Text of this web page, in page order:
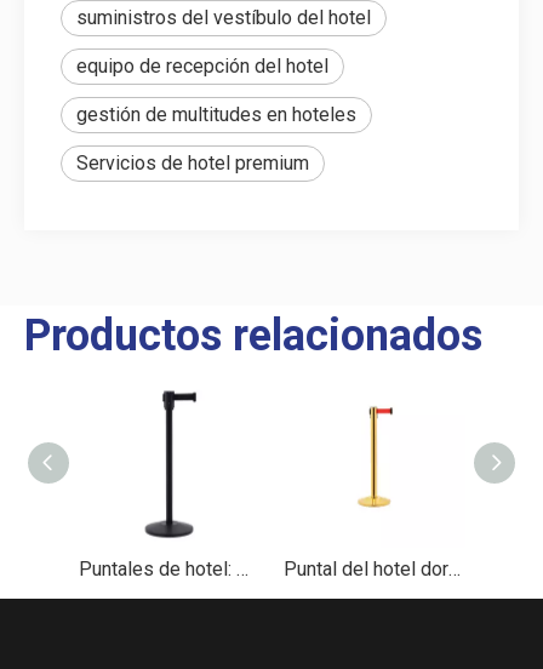
suministros del vestíbulo del hotel
equipo de recepción del hotel
gestión de multitudes en hoteles
Servicios de hotel premium
Productos relacionados
Puntales de hotel: Control de multitudes con cinturón retráctil de 3 m con capa de polvo negro Puntal del hotel dorado